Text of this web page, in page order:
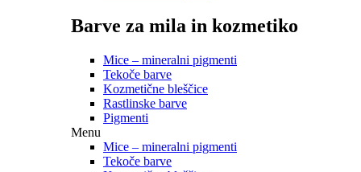
Barve za mila in kozmetiko
Mice – mineralni pigmenti
Tekoče barve
Kozmetične bleščice
Rastlinske barve
Pigmenti
Menu
Mice – mineralni pigmenti
Tekoče barve